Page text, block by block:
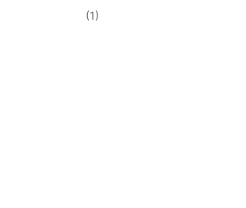
(1)